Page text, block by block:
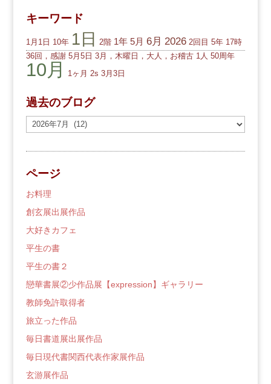
キーワード
1月1日 10年 1日 2階 1年 5月 6月 2026 2回目 5年 17時
36回，感謝 5月5日 3月，木曜日，大人，お稽古 1人 50周年
10月 1ヶ月 2s 3月3日
過去のブログ
過
去
の
ロ
グ
ページ
お料理
創玄展出展作品
大好きカフェ
平生の書
平生の書２
戀華書展②少作品展【expression】ギャラリー
教師免許取得者
旅立った作品
毎日書道展出展作品
毎日現代書関西代表作家展作品
玄游展作品